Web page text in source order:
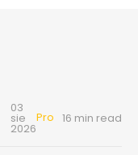
03
sie
2026
Pro 16 min read